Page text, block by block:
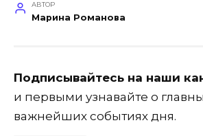
АВТОР
Марина Романова
Подписывайтесь на наши
и первыми узнавайте о
важнейших событиях дня.